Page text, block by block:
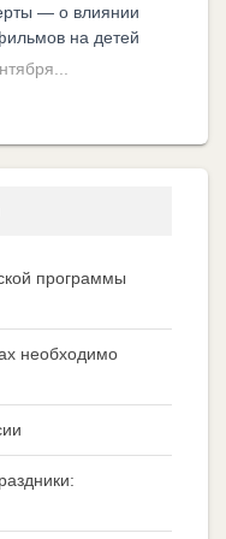
— о влиянии
на детей
программы
необходимо